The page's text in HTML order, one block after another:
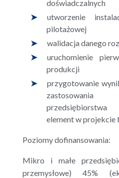
doświadczalnych
utworzenie
pilotażowej
walidacja danego
uruchomienie
produkcji
przygotowanie
element w projekcie
Poziomy dofinansowania:
Mikro i małe
przemysłowe) 45%